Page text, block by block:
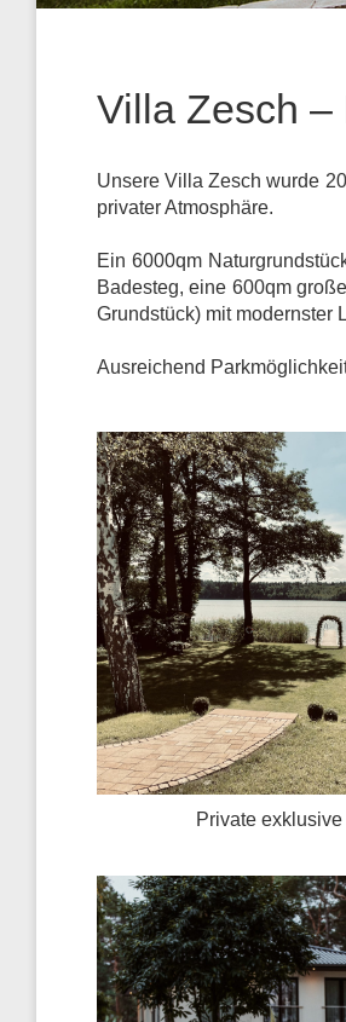
Villa Zesch –
Unsere Villa Zesch wurde
privater Atmosphäre.
Ein 6000qm
Badesteg, eine 600qm
Grundstück) mit modernster
Ausreichend
Private